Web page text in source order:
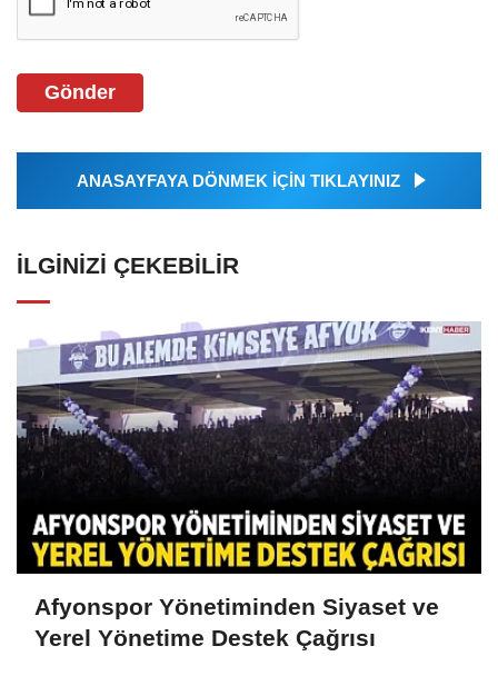
Gönder
ANASAYFAYA DÖNMEK İÇİN TIKLAYINIZ
İLGINIZI ÇEKEBILIR
Afyonspor Yönetiminden Siyaset ve
Yerel Yönetime Destek Çağrısı